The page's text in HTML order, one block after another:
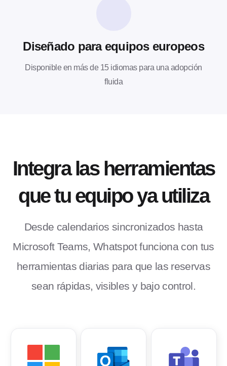
Diseñado para equipos europeos
Disponible en más de 15 idiomas para una adopción
fluida
Integra las herramientas
que tu equipo ya utiliza
Desde calendarios sincronizados hasta
Microsoft Teams, Whatspot funciona con tus
herramientas diarias para que las reservas
sean rápidas, visibles y bajo control.